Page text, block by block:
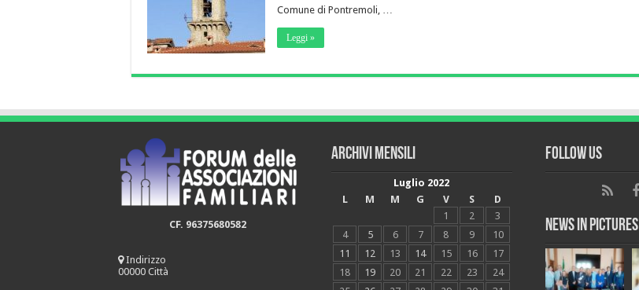
Comune di Pontremoli, …
Leggi »
CF. 96375680582
Indirizzo
00000 Città
Archivi mensili
Luglio 2022
L
M M G V S
D
1
2
3
4
5 6 7 8 9
10
11
12 13 14 15 16
17
18
19 20 21 22 23
24
Follow Us
News in Pictures